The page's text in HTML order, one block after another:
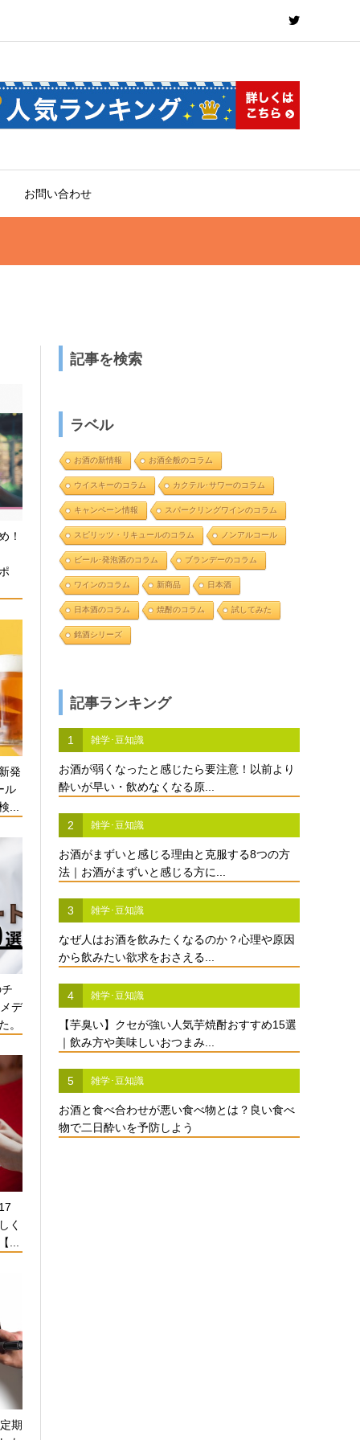
お問い合わせ
！
発
ル
...
デ
。
く
...
期
記事を検索
ラベル
お酒の新情報 お酒全般のコラム
ウイスキーのコラム カクテル･サワーのコラム
キャンペーン情報 スパークリングワインのコラム
スピリッツ・リキュールのコラム ノンアルコール
ビール･発泡酒のコラム ブランデーのコラム
ワインのコラム 新商品 日本酒
日本酒のコラム 焼酎のコラム 試してみた
銘酒シリーズ
記事ランキング
1 雑学･豆知識
お酒が弱くなったと感じたら要注意！以前より
酔いが早い・飲めなくなる原...
2 雑学･豆知識
お酒がまずいと感じる理由と克服する8つの方
法｜お酒がまずいと感じる方に...
3 雑学･豆知識
なぜ人はお酒を飲みたくなるのか？心理や原因
から飲みたい欲求をおさえる...
4 雑学･豆知識
【芋臭い】クセが強い人気芋焼酎おすすめ15選
｜飲み方や美味しいおつまみ...
5 雑学･豆知識
お酒と食べ合わせが悪い食べ物とは？良い食べ
物で二日酔いを予防しよう